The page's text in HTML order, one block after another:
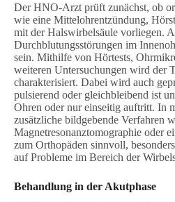
Der HNO-Arzt prüft zunächst, ob
wie eine Mittelohrentzündung,
mit der Halswirbelsäule vorliegen.
Durchblutungsstörungen im
sein. Mithilfe von Hörtests,
weiteren Untersuchungen wird der
charakterisiert. Dabei wird auch
pulsierend oder gleichbleibend ist
Ohren oder nur einseitig auftritt. In
zusätzliche bildgebende Verfahren
Magnetresonanztomographie oder
zum Orthopäden sinnvoll,
auf Probleme im Bereich der
Behandlung in der Akutphase